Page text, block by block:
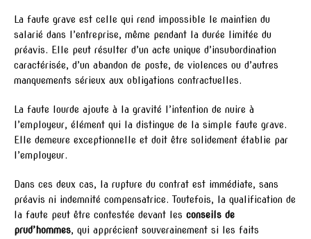
La faute grave est celle qui rend impossible le maintien du
salarié dans l’entreprise, même pendant la durée limitée du
préavis. Elle peut résulter d’un acte unique d’insubordination
caractérisée, d’un abandon de poste, de violences ou d’autres
manquements sérieux aux obligations contractuelles.
La faute lourde ajoute à la gravité l’intention de nuire à
l’employeur, élément qui la distingue de la simple faute grave.
Elle demeure exceptionnelle et doit être solidement établie par
l’employeur.
Dans ces deux cas, la rupture du contrat est immédiate, sans
préavis ni indemnité compensatrice. Toutefois, la qualification de
la faute peut être contestée devant les conseils de
prud’hommes, qui apprécient souverainement si les faits